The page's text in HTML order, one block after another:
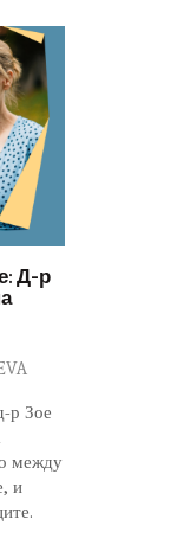
Д-р
р Зое
между
и